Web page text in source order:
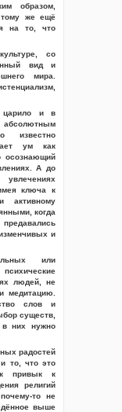
образом,
же ещё
на то, что
со
вид и
мира.
царило и в
известно
ум как
осознающий
А до
ключа к
активному
когда
и
или
людей, не
медитацию.
слов и
существ,
в них нужно
радостей
то, что это
привык к
религий
то не
выше